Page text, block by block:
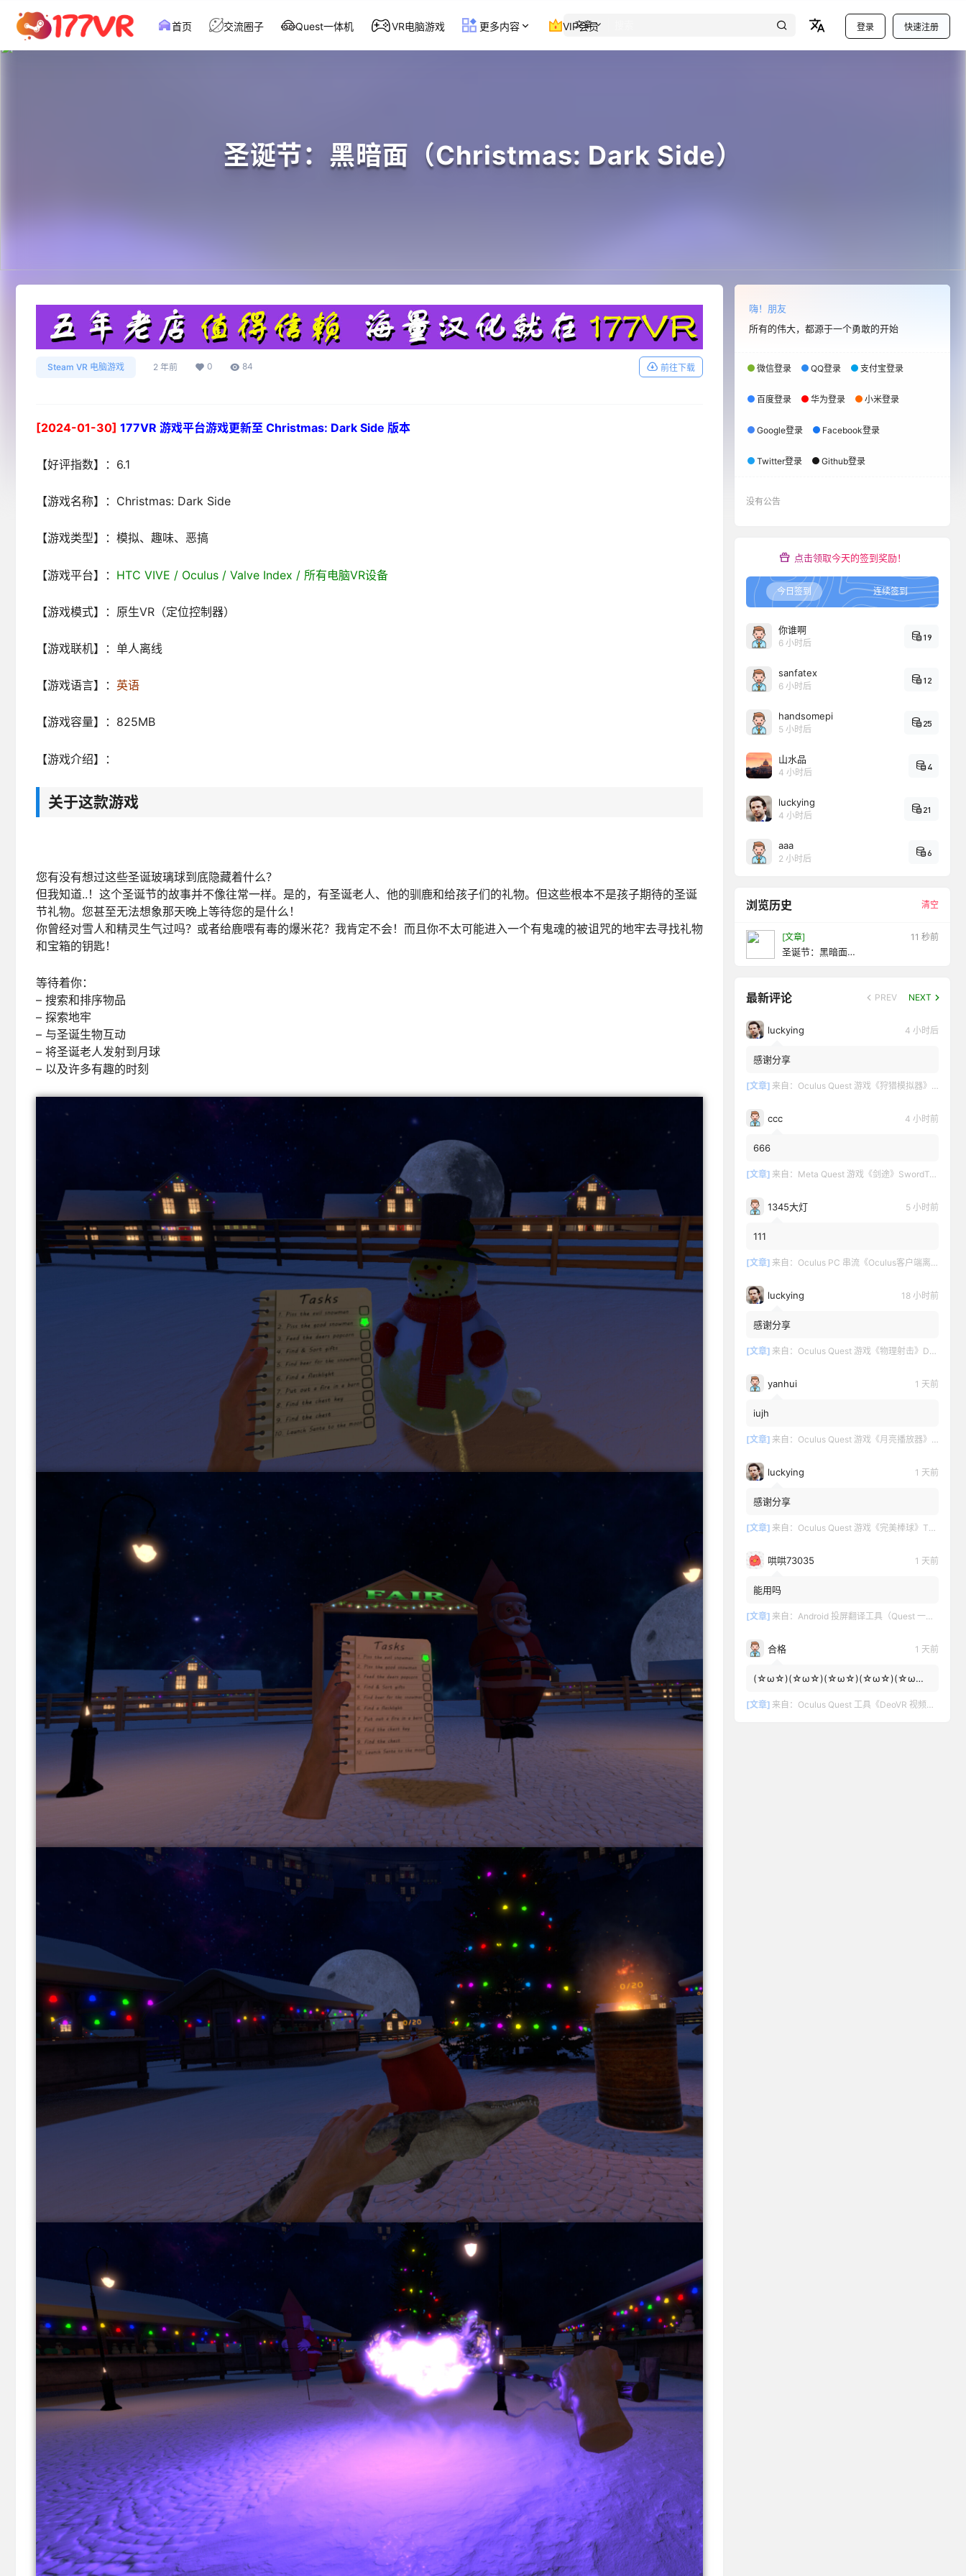
文章 登录 快速注册
首页 交流圈子 Quest一体机 VR电脑游戏 更多内容 VIP会员
圣诞节：黑暗面（Christmas: Dark Side）
Steam VR 电脑游戏 2 年前 0 84 前往下载
[2024-01-30] 177VR 游戏平台游戏更新至 Christmas: Dark Side 版本
【好评指数】：6.1
【游戏名称】：Christmas: Dark Side
【游戏类型】：模拟、趣味、恶搞
【游戏平台】： HTC VIVE / Oculus / Valve Index / 所有电脑VR设备
【游戏模式】：原生VR（定位控制器）
【游戏联机】：单人离线
【游戏语言】： 英语
【游戏容量】：825MB
【游戏介绍】：
关于这款游戏
您有没有想过这些圣诞玻璃球到底隐藏着什么？
但我知道..！这个圣诞节的故事并不像往常一样。是的，有圣诞老人、他的驯鹿和给孩子们的礼物。但这些根本不是孩子期待的圣诞
节礼物。您甚至无法想象那天晚上等待您的是什么！
你曾经对雪人和精灵生气过吗？或者给鹿喂有毒的爆米花？我肯定不会！而且你不太可能进入一个有鬼魂的被诅咒的地牢去寻找礼物
和宝箱的钥匙！
等待着你：
– 搜索和排序物品
– 探索地牢
– 与圣诞生物互动
– 将圣诞老人发射到月球
– 以及许多有趣的时刻
嗨！朋友
所有的伟大，都源于一个勇敢的开始
微信登录 QQ登录 支付宝登录
百度登录 华为登录 小米登录
Google登录 Facebook登录
Twitter登录 Github登录
没有公告
点击领取今天的签到奖励！
今日签到 连续签到
你谁啊
6 小时后
19
sanfatex
6 小时后
12
handsomepi
5 小时后
25
山水品
4 小时后
4
luckying
4 小时后
21
aaa
2 小时后
6
浏览历史 清空
[文章] 13 秒前
圣诞节：黑暗面
最新评论 PREV NEXT
luckying 4 小时后
感谢分享
[文章] 来自： Oculus Quest 游戏《狩猎模拟器》Hunting Simulator
ccc 4 小时前
666
[文章] 来自： Meta Quest 游戏《剑途》SwordTrip
1345大灯 5 小时前
111
[文章] 来自： Oculus PC 串流《Oculus客户端离线版》最新版下载
luckying 18 小时前
感谢分享
[文章] 来自： Oculus Quest 游戏《物理射击》DOWNSHOT
yanhui 1 天前
iujh
[文章] 来自： Oculus Quest 游戏《月亮播放器》Moon VR Video Player
luckying 1 天前
感谢分享
[文章] 来自： Oculus Quest 游戏《完美棒球》TOTALLY BASEBALL
哄哄73035 1 天前
能用吗
[文章] 来自： Android 投屏翻译工具（Quest 一键投屏和翻译）
合格 1 天前
(☆ω☆)(☆ω☆)(☆ω☆)(☆ω☆)(☆ω☆)
[文章] 来自： Oculus Quest 工具《DeoVR 视频播放器汉化中文版》DeoVR Quest